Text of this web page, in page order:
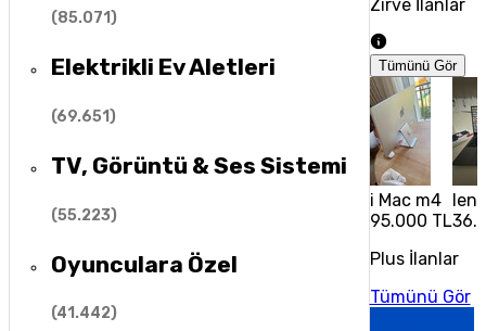
(85.071)
Elektrikli Ev Aletleri
(69.651)
TV, Görüntü & Ses Sistemi
(55.223)
Oyunculara Özel
(41.442)
Zirve İlanlar
Tümünü Gör
i Mac m4
95.000 TL
Plus İlanlar
Tümünü Gör